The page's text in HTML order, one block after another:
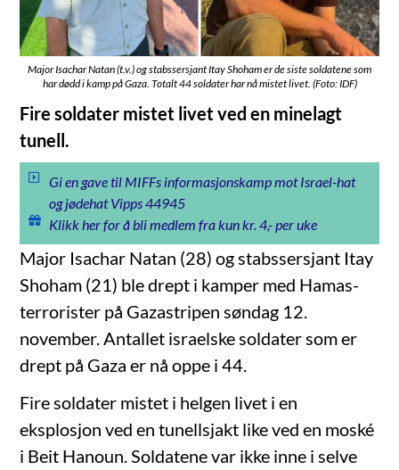
Major Isachar Natan (t.v.) og stabssersjant Itay Shoham er de siste soldatene som
har dødd i kamp på Gaza. Totalt 44 soldater har nå mistet livet. (Foto: IDF)
Fire soldater mistet livet ved en minelagt
tunell.
Gi en gave til MIFFs informasjonskamp mot Israel-hat
og jødehat Vipps 44945
Klikk her for å bli medlem fra kun kr. 4,- per uke
Major Isachar Natan (28) og stabssersjant Itay
Shoham (21) ble drept i kamper med Hamas-
terrorister på Gazastripen søndag 12.
november. Antallet israelske soldater som er
drept på Gaza er nå oppe i 44.
Fire soldater mistet i helgen livet i en
eksplosjon ved en tunellsjakt like ved en moské
i Beit Hanoun. Soldatene var ikke inne i selve